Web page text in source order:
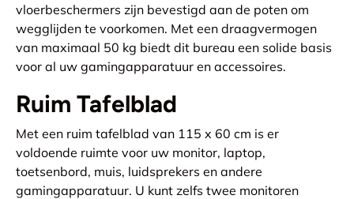
vloerbeschermers zijn bevestigd aan de poten om
wegglijden te voorkomen. Met een draagvermogen
van maximaal 50 kg biedt dit bureau een solide basis
voor al uw gamingapparatuur en accessoires.
Ruim Tafelblad
Met een ruim tafelblad van 115 x 60 cm is er
voldoende ruimte voor uw monitor, laptop,
toetsenbord, muis, luidsprekers en andere
gamingapparatuur. U kunt zelfs twee monitoren